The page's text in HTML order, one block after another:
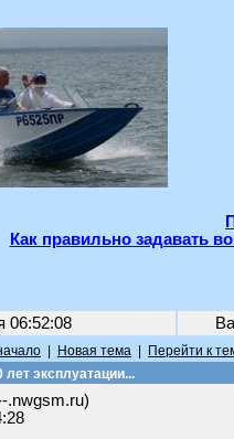
Как правильно задавать
06:52:08
Новая тема Перейти к
эксплуатации...
.nwgsm.ru)